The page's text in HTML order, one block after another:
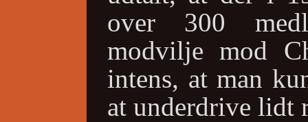
over 300
modvilje mod
intens, at man
at underdrive lidt